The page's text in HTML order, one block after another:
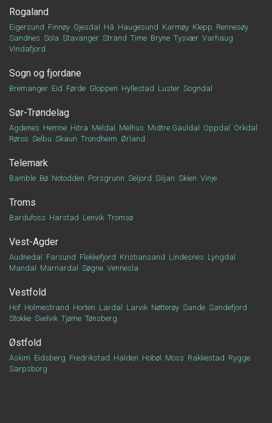
Rogaland
Eigersund Finnøy Gjesdal Hå Haugesund Karmøy Klepp Rennesøy
Sandnes Sola Stavanger Strand Time Bryne Tysvær Varhaug
Vindafjord
Sogn og fjordane
Bremanger Eid Førde Gloppen Hyllestad Luster Sogndal
Sør-Trøndelag
Agdenes Hemne Hitra Meldal Melhus Midtre Gauldal Oppdal
Orkdal
Røros Selbu Skaun Trondheim Ørland
Telemark
Bamble Bø Notodden Porsgrunn Seljord Siljan Skien Vinje
Troms
Bardufoss Harstad Lenvik Tromsø
Vest-Agder
Audnedal Farsund Flekkefjord Kristiansand Lindesnes Lyngdal
Mandal
Marnardal Søgne Vennesla
Vestfold
Hof Holmestrand Horten Lardal Larvik Nøtterøy Sande Sandefjord
Stokke Svelvik Tjøme Tønsberg
Østfold
Askim Eidsberg Fredrikstad Halden Hobøl Moss Rakkestad Rygge
Sarpsborg